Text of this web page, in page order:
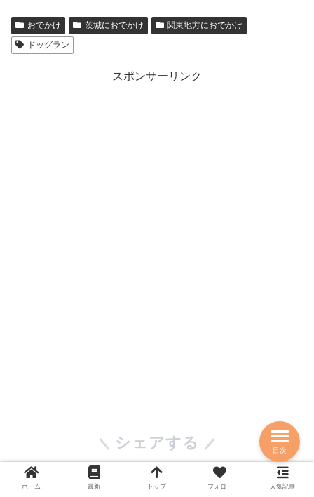
おでかけ 茨城におでかけ
関東地方におでかけ
ドッグラン
スポンサーリンク
シェアする
ホーム 最新 トップ フォロー 人気記事
目次